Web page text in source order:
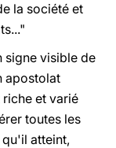
la société et
signe visible de
apostolat
et varié
toutes les
atteint,